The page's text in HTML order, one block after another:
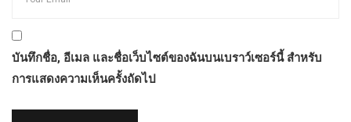
บันทึกชื่อ, อีเมล และชื่อเว็บไซต์ของฉันบนเบราว์เซอร์นี้ สำหรับ
การแสดงความเห็นครั้งถัดไป